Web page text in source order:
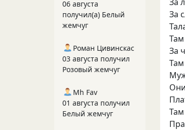
За
За
06 августа
получил(а) Белый
жемчуг
Роман Цивинскас
03 августа получил
Розовый жемчуг
Mh Fav
01 августа получил
Белый жемчуг